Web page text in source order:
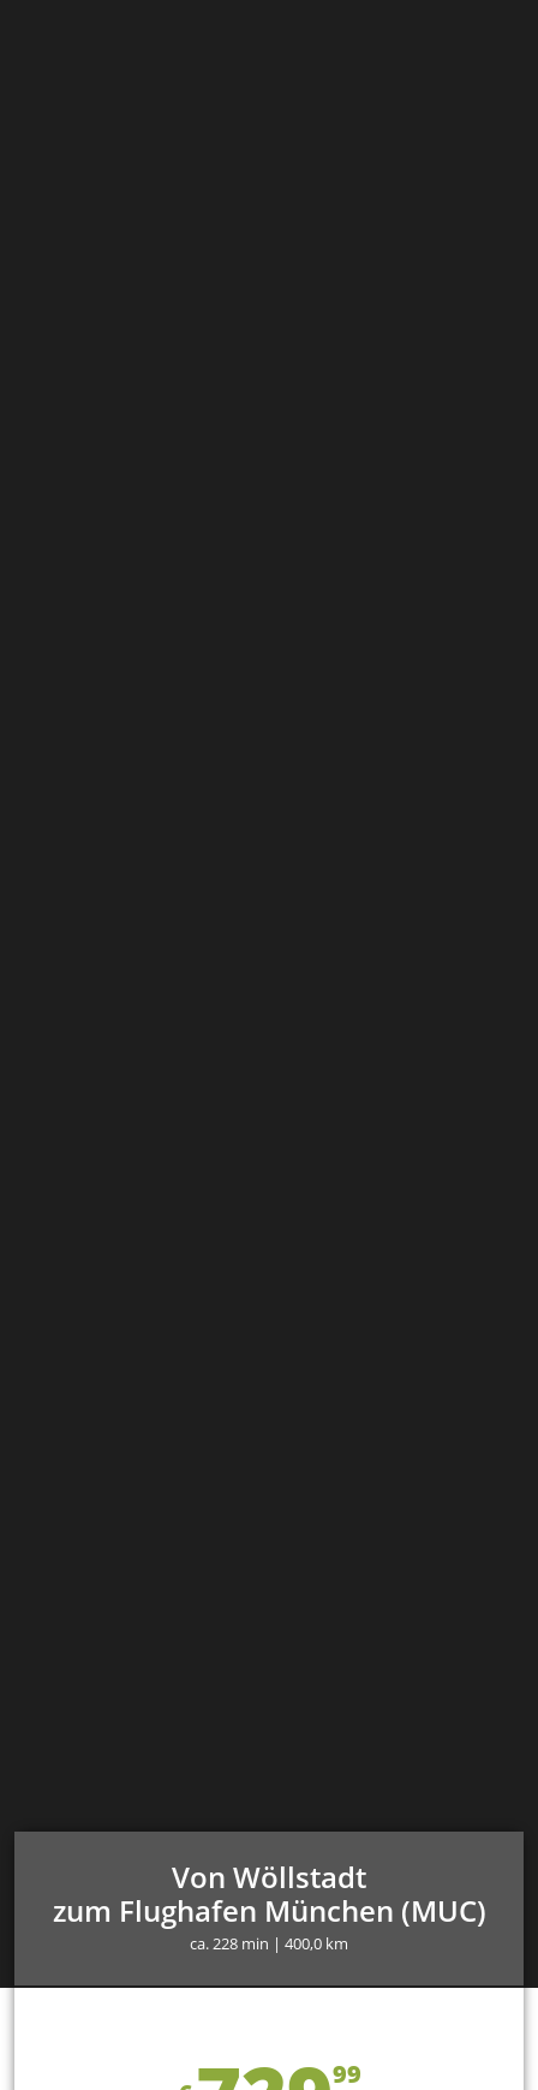
Von Wöllstadt
zum Flughafen München (MUC)
ca. 228 min | 400,0 km
99